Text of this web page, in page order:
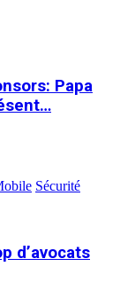
Papa
Sécurité
d’avocats